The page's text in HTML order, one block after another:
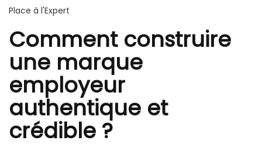
Place à l'Expert
Comment construire
une marque
employeur
authentique et
crédible ?